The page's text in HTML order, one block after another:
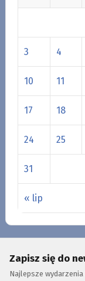
« lip
3 4
10 11
17 18
24 25
31
Zapisz się do
Najlepsze